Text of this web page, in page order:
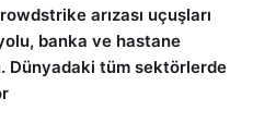
arızası uçuşları
banka ve hastane
Dünyadaki tüm sektörlerde